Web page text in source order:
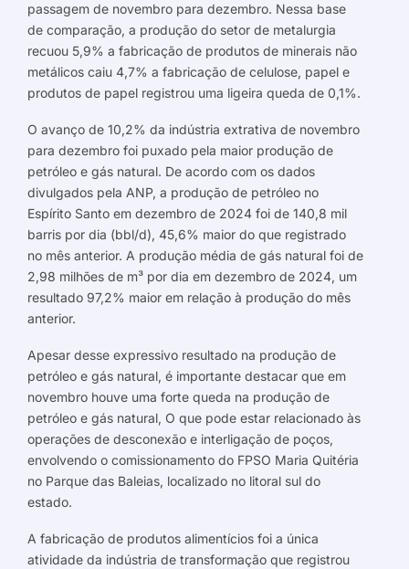
passagem de novembro para dezembro. Nessa base
de comparação, a produção do setor de metalurgia
recuou 5,9% a fabricação de produtos de minerais não
metálicos caiu 4,7% a fabricação de celulose, papel e
produtos de papel registrou uma ligeira queda de 0,1%.
O avanço de 10,2% da indústria extrativa de novembro
para dezembro foi puxado pela maior produção de
petróleo e gás natural. De acordo com os dados
divulgados pela ANP, a produção de petróleo no
Espírito Santo em dezembro de 2024 foi de 140,8 mil
barris por dia (bbl/d), 45,6% maior do que registrado
no mês anterior. A produção média de gás natural foi de
2,98 milhões de m³ por dia em dezembro de 2024, um
resultado 97,2% maior em relação à produção do mês
anterior.
Apesar desse expressivo resultado na produção de
petróleo e gás natural, é importante destacar que em
novembro houve uma forte queda na produção de
petróleo e gás natural, O que pode estar relacionado às
operações de desconexão e interligação de poços,
envolvendo o comissionamento do FPSO Maria Quitéria
no Parque das Baleias, localizado no litoral sul do
estado.
A fabricação de produtos alimentícios foi a única
atividade da indústria de transformação que registrou